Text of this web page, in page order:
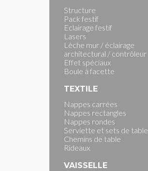
Structure
Pack festif
Eclairage festif
Lasers
Lèche mur / éclairage
architectural / contrôleur
Effet spéciaux
Boule à facette
TEXTILE
Nappes carrées
Nappes rectangles
Nappes rondes
Serviette et sets de table
Chemins de table
Rideaux
VAISSELLE